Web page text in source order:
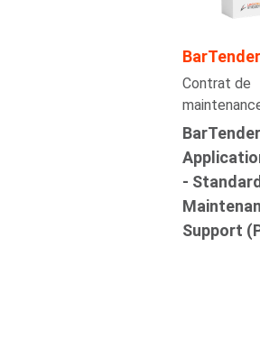
BarTender
Contrat de
- Standard
Support